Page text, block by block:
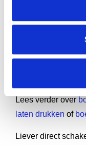
je nog jarenlang
Op zoek naar
Lees verder over
laten drukken of
Liever direct